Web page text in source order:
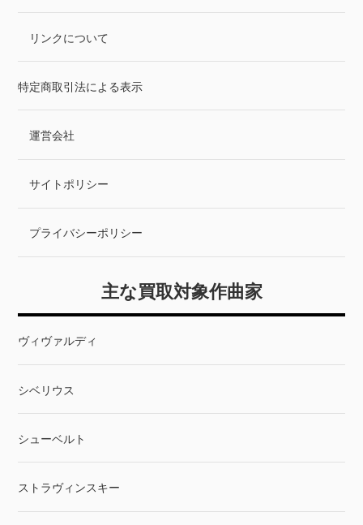
リンクについて
特定商取引法による表示
運営会社
サイトポリシー
プライバシーポリシー
主な買取対象作曲家
ヴィヴァルディ
シベリウス
シューベルト
ストラヴィンスキー